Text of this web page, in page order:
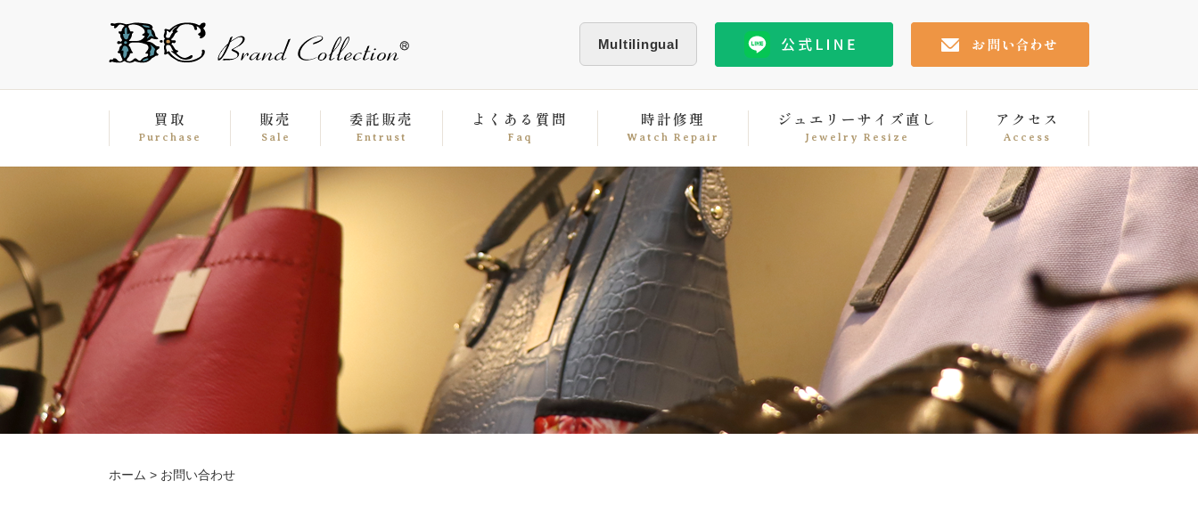
Multilingual
買取
Purchase
販売
Sale
委託販売
Entrust
よくある質問
Faq
時計修理
Watch Repair
ジュエリーサイズ直し
Jewelry Resize
アクセス
Access
ホーム > お問い合わせ